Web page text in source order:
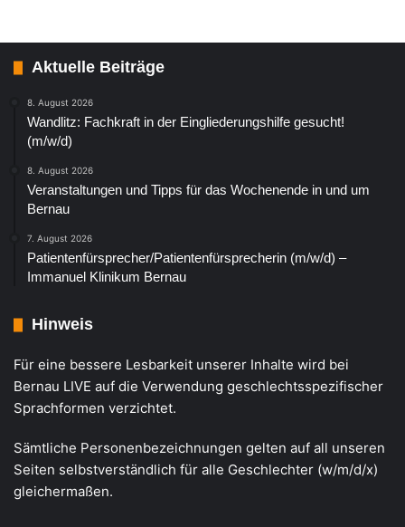
Aktuelle Beiträge
8. August 2026
Wandlitz: Fachkraft in der Eingliederungshilfe gesucht!
(m/w/d)
8. August 2026
Veranstaltungen und Tipps für das Wochenende in und um
Bernau
7. August 2026
Patientenfürsprecher/Patientenfürsprecherin (m/w/d) –
Immanuel Klinikum Bernau
Hinweis
Für eine bessere Lesbarkeit unserer Inhalte wird bei
Bernau LIVE auf die Verwendung geschlechtsspezifischer
Sprachformen verzichtet.
Sämtliche Personenbezeichnungen gelten auf all unseren
Seiten selbstverständlich für alle Geschlechter (w/m/d/x)
gleichermaßen.